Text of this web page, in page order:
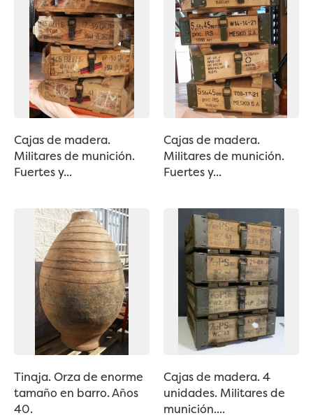
Cajas de madera.
Militares de munición.
Fuertes y...
Cajas de madera.
Militares de munición.
Fuertes y...
Tinaja. Orza de enorme
tamaño en barro. Años
40.
Cajas de madera. 4
unidades. Militares de
munición....